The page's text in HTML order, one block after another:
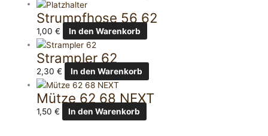
Strumpfhose 56 62
1,00€ In den Warenkorb
Strampler 62
2,30€ In den Warenkorb
Mütze 62 68 NEXT
1,50€ In den Warenkorb